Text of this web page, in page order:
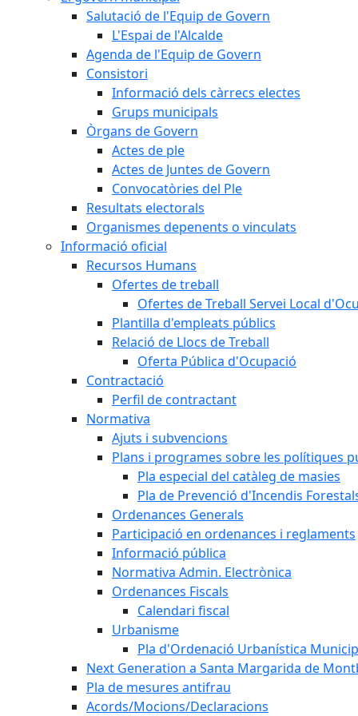
Salutació de l'Equip de Govern
L'Espai de l'Alcalde
Agenda de l'Equip de Govern
Consistori
Informació dels càrrecs electes
Grups municipals
Òrgans de Govern
Actes de ple
Actes de Juntes de Govern
Convocatòries del Ple
Resultats electorals
Organismes depenents o vinculats
Informació oficial
Recursos Humans
Ofertes de treball
Ofertes de Treball Servei Local
Plantilla d'empleats públics
Relació de Llocs de Treball
Oferta Pública d'Ocupació
Contractació
Perfil de contractant
Normativa
Ajuts i subvencions
Plans i programes sobre les polítiques
Pla especial del catàleg de masies
Pla de Prevenció d'Incendis
Ordenances Generals
Participació en ordenances i reglaments
Informació pública
Normativa Admin. Electrònica
Ordenances Fiscals
Calendari fiscal
Urbanisme
Pla d'Ordenació Urbanística
Next Generation a Santa Margarida de
Pla de mesures antifrau
Acords/Mocions/Declaracions